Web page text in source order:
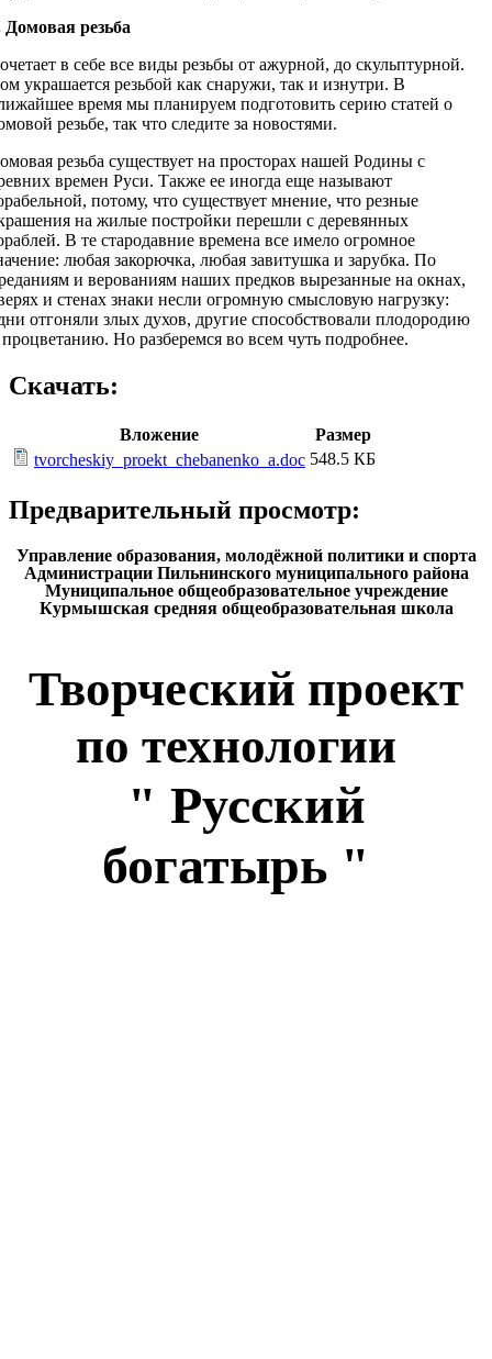
Домовая резьба
в себе все виды резьбы от ажурной, до скульптурной.
украшается резьбой как снаружи, так и изнутри. В
время мы планируем подготовить серию статей о
резьбе, так что следите за новостями.
резьба существует на просторах нашей Родины с
времен Руси. Также ее иногда еще называют
потому, что существует мнение, что резные
на жилые постройки перешли с деревянных
В те стародавние времена все имело огромное
любая закорючка, любая завитушка и зарубка. По
и верованиям наших предков вырезанные на окнах,
и стенах знаки несли огромную смысловую нагрузку:
отгоняли злых духов, другие способствовали плодородию
Но разберемся во всем чуть подробнее.
Скачать:
Вложение
Размер
tvorcheskiy_proekt_chebanenko_a.doc 548.5 КБ
Предварительный просмотр:
Управление образования, молодёжной политики и спорта
Администрации Пильнинского муниципального района
Муниципальное общеобразовательное учреждение
Курмышская средняя общеобразовательная школа
Творческий проект
по технологии
" Русский
богатырь "